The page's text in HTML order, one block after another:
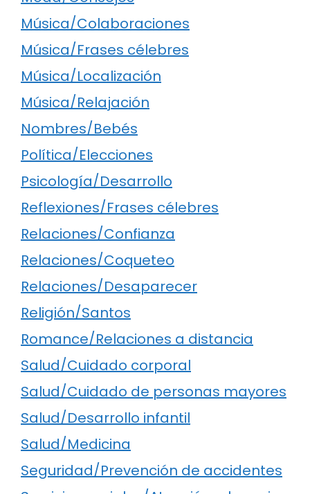
Música/Colaboraciones
Música/Frases célebres
Música/Localización
Música/Relajación
Nombres/Bebés
Política/Elecciones
Psicología/Desarrollo
Reflexiones/Frases célebres
Relaciones/Confianza
Relaciones/Coqueteo
Relaciones/Desaparecer
Religión/Santos
Romance/Relaciones a distancia
Salud/Cuidado corporal
Salud/Cuidado de personas mayores
Salud/Desarrollo infantil
Salud/Medicina
Seguridad/Prevención de accidentes